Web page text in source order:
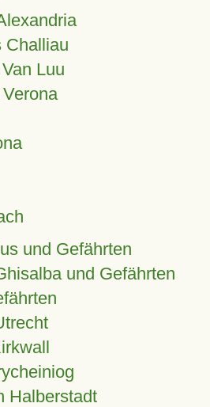
Challiau
Luu
und Gefährten
und Gefährten
Halberstadt